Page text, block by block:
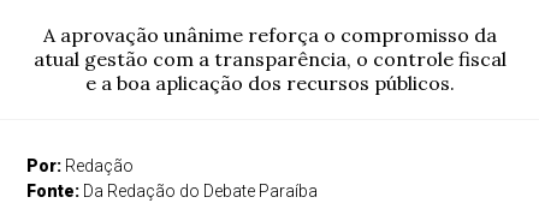
A aprovação unânime reforça o compromisso da
atual gestão com a transparência, o controle fiscal
e a boa aplicação dos recursos públicos.
Por: Redação
Fonte: Da Redação do Debate Paraíba